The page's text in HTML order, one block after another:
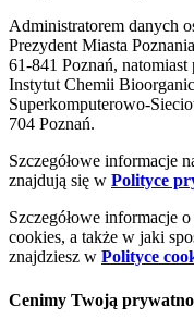
Administratorem danych
Prezydent Miasta
61-841 Poznań,
Instytut Chemii
Superkomputerowo-
704 Poznań.
Szczegółowe informacje
znajdują się w Polityce
Szczegółowe informacje
cookies, a także w jaki
znajdziesz w Polityce
Cenimy Twoją